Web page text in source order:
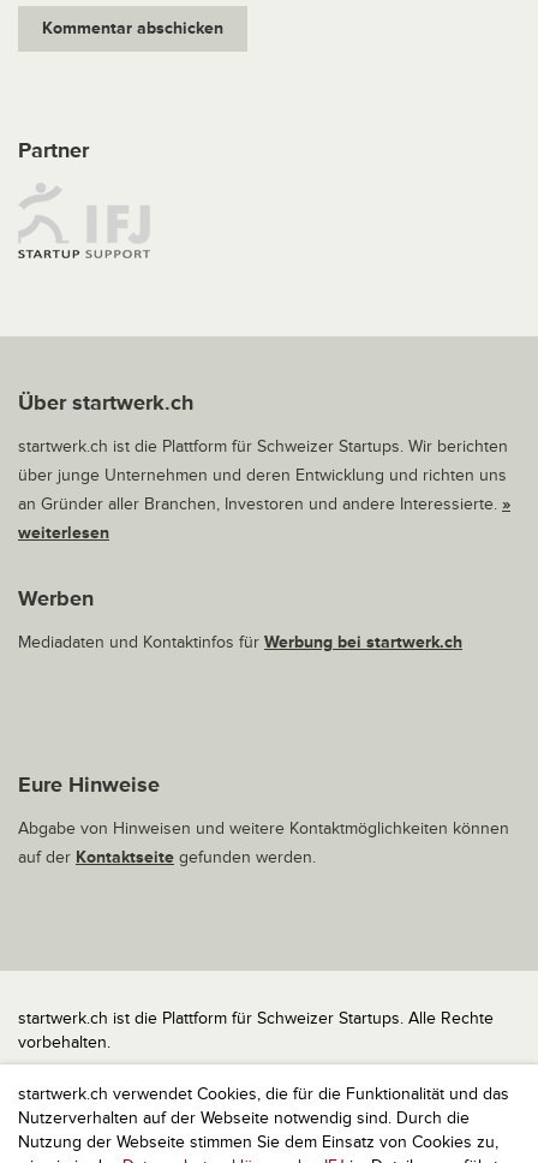
startwerk.ch verwendet Cookies, die für die Funktionalität und das
Nutzerverhalten auf der Webseite notwendig sind. Durch die
Nutzung der Webseite stimmen Sie dem Einsatz von Cookies zu,
Partner
Über startwerk.ch
startwerk.ch ist die Plattform für Schweizer Startups. Wir berichten
über junge Unternehmen und deren Entwicklung und richten uns
an Gründer aller Branchen, Investoren und andere Interessierte. »
weiterlesen
Werben
Mediadaten und Kontaktinfos für Werbung bei startwerk.ch
Eure Hinweise
Abgabe von Hinweisen und weitere Kontaktmöglichkeiten können
auf der Kontaktseite gefunden werden.
startwerk.ch ist die Plattform für Schweizer Startups. Alle Rechte
vorbehalten.
Impressum
Kontakt
nach oben